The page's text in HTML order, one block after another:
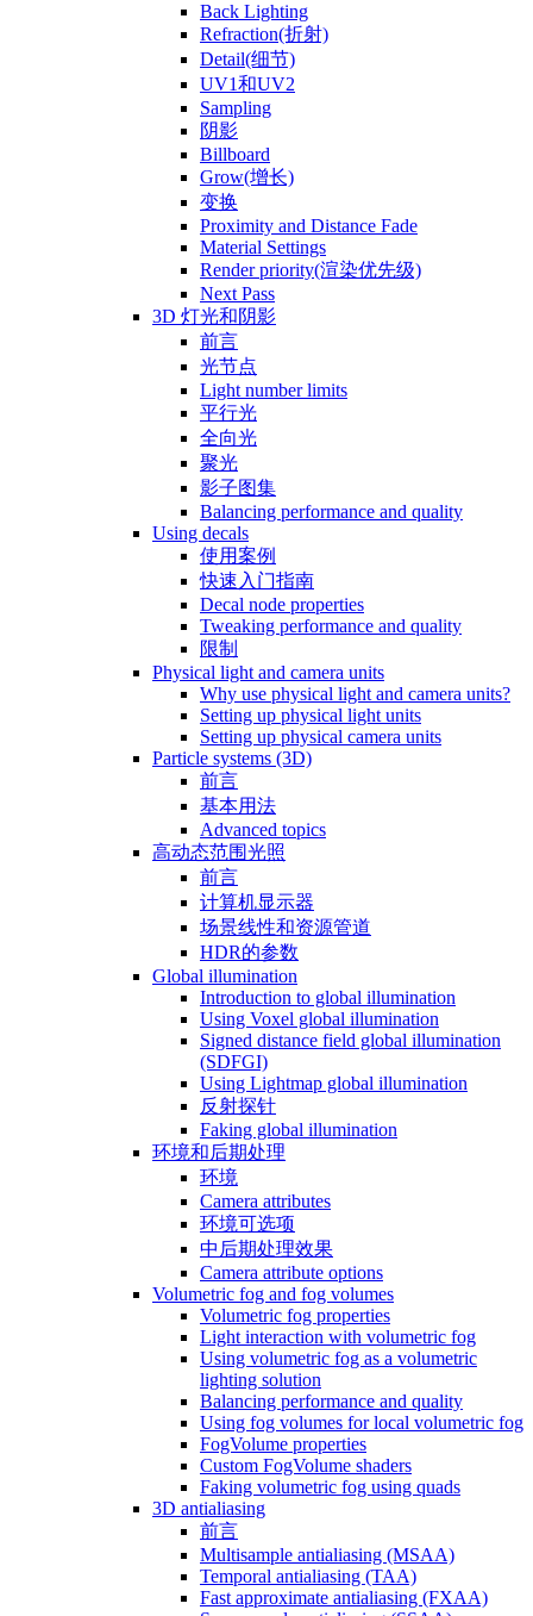
Back Lighting
Refraction(折射)
Detail(细节)
UV1和UV2
Sampling
阴影
Billboard
Grow(增长)
变换
Proximity and Distance Fade
Material Settings
Render priority(渲染优先级)
Next Pass
3D 灯光和阴影
前言
光节点
Light number limits
平行光
全向光
聚光
影子图集
Balancing performance and quality
Using decals
使用案例
快速入门指南
Decal node properties
Tweaking performance and quality
限制
Physical light and camera units
Why use physical light and camera units?
Setting up physical light units
Setting up physical camera units
Particle systems (3D)
前言
基本用法
Advanced topics
高动态范围光照
前言
计算机显示器
场景线性和资源管道
HDR的参数
Global illumination
Introduction to global illumination
Using Voxel global illumination
Signed distance field global illumination
(SDFGI)
Using Lightmap global illumination
反射探针
Faking global illumination
环境和后期处理
环境
Camera attributes
环境可选项
中后期处理效果
Camera attribute options
Volumetric fog and fog volumes
Volumetric fog properties
Light interaction with volumetric fog
Using volumetric fog as a volumetric
lighting solution
Balancing performance and quality
Using fog volumes for local volumetric fog
FogVolume properties
Custom FogVolume shaders
Faking volumetric fog using quads
3D antialiasing
前言
Multisample antialiasing (MSAA)
Temporal antialiasing (TAA)
Fast approximate antialiasing (FXAA)